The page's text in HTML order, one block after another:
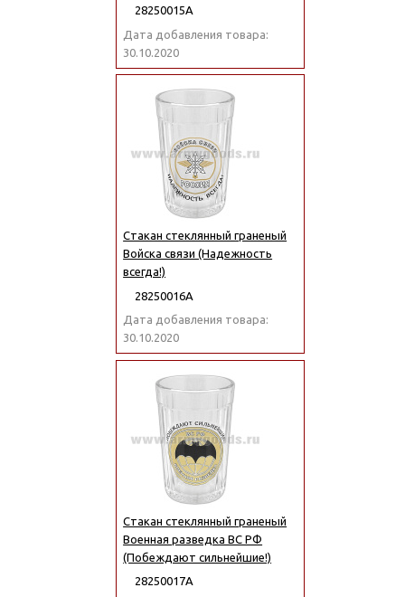
28250015А
Дата добавления товара:
30.10.2020
Стакан стеклянный граненый
Войска связи (Надежность
всегда!)
28250016А
Дата добавления товара:
30.10.2020
Стакан стеклянный граненый
Военная разведка ВС РФ
(Побеждают сильнейшие!)
28250017А